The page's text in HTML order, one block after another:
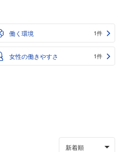
働く環境 1件
女性の働きやすさ 1件
新着順